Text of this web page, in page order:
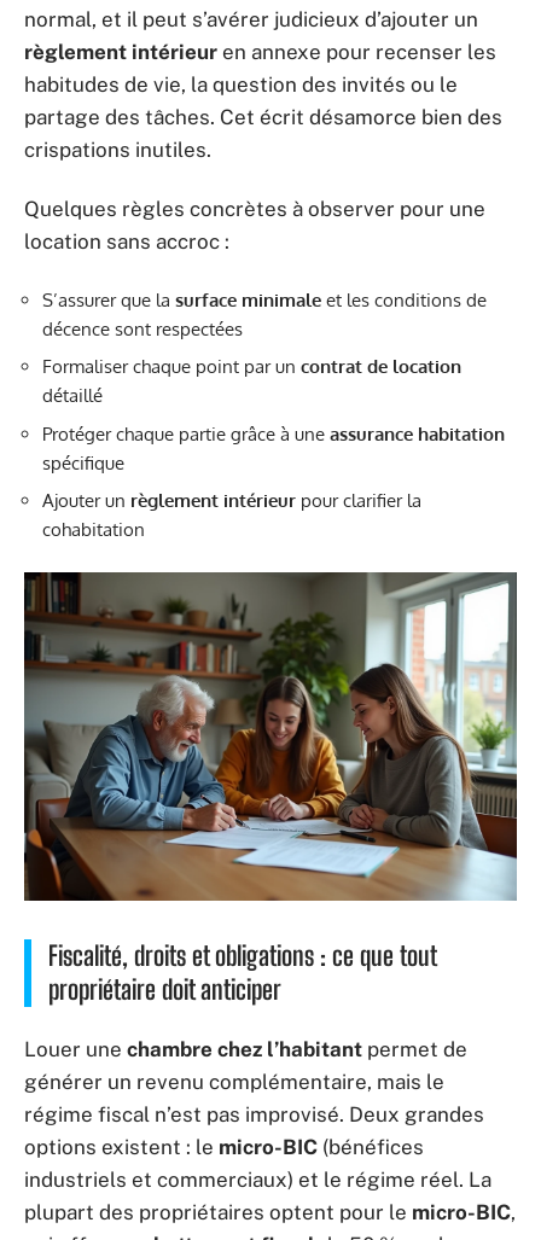
normal, et il peut s’avérer judicieux d’ajouter un
règlement intérieur en annexe pour recenser les
habitudes de vie, la question des invités ou le
partage des tâches. Cet écrit désamorce bien des
crispations inutiles.
Quelques règles concrètes à observer pour une
location sans accroc :
S’assurer que la surface minimale et les conditions de
décence sont respectées
Formaliser chaque point par un contrat de location
détaillé
Protéger chaque partie grâce à une assurance habitation
spécifique
Ajouter un règlement intérieur pour clarifier la
cohabitation
Fiscalité, droits et obligations : ce que tout
propriétaire doit anticiper
Louer une chambre chez l’habitant permet de
générer un revenu complémentaire, mais le
régime fiscal n’est pas improvisé. Deux grandes
options existent : le micro-BIC (bénéfices
industriels et commerciaux) et le régime réel. La
plupart des propriétaires optent pour le micro-BIC,